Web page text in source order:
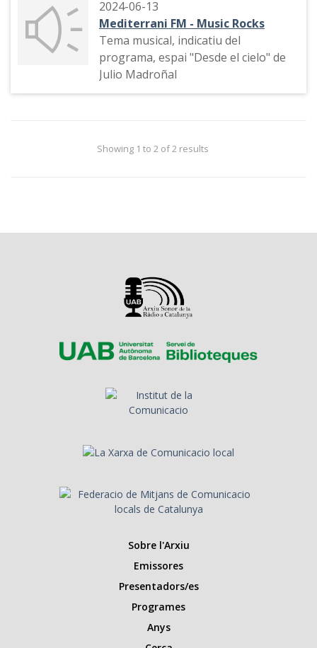
2024-06-13
Mediterrani FM - Music Rocks
Tema musical, indicatiu del
programa, espai "Desde el cielo" de
Julio Madroñal
Showing 1 to 2 of 2 results
Sobre l'Arxiu
Emissores
Presentadors/es
Programes
Anys